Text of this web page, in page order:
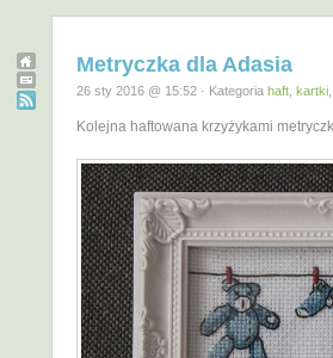
Metryczka dla Adasia
26 sty 2016 @ 15:52 · Kategoria haft kartki
Kolejna haftowana krzyżykami